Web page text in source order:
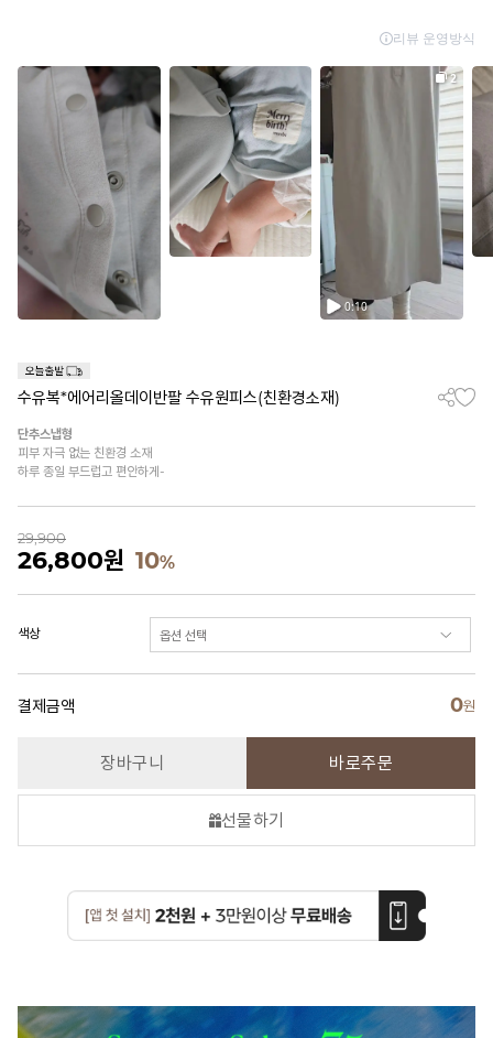
수유복*에어리올데이반팔 수유원피스(친환경소재)
단추스냅형
피부 자극 없는 친환경 소재
하루 종일 부드럽고 편안하게-
29,900
26,800원 10%
색상
결제금액 0원
장바구니 바로주문
선물하기